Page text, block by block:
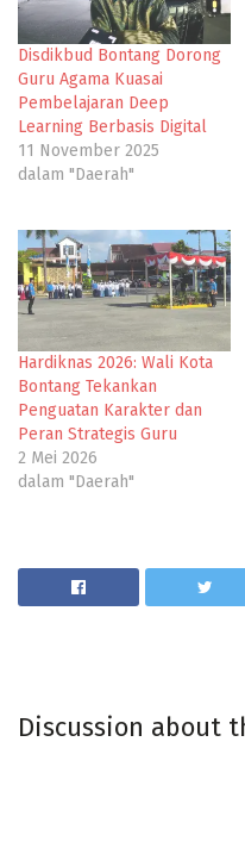
Disdikbud Bontang Dorong
Guru Agama Kuasai
Pembelajaran Deep
Learning Berbasis Digital
11 November 2025
dalam "Daerah"
Hardiknas 2026: Wali Kota
Bontang Tekankan
Penguatan Karakter dan
Peran Strategis Guru
2 Mei 2026
dalam "Daerah"
Discussion about